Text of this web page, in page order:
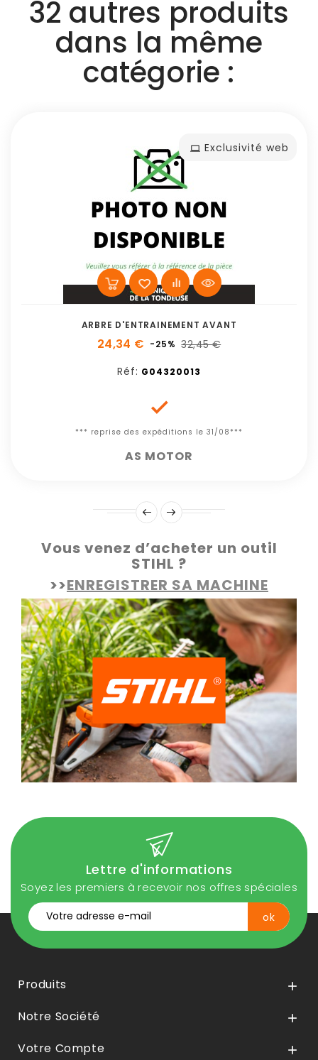
32 autres produits
dans la même
catégorie :
Exclusivité web
ARBRE D'ENTRAINEMENT AVANT
24,34 € -25% 32,45 €
Réf: G04320013

*** reprise des expéditions le 31/08***
AS MOTOR
Vous venez d’acheter un outil
STIHL ?
>>ENREGISTRER SA MACHINE
Lettre d'informations
Soyez les premiers à recevoir nos offres spéciales
Produits 
Notre Société 
Votre Compte 